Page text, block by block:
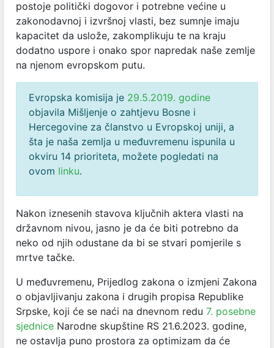
postoje politički dogovor i potrebne većine u
zakonodavnoj i izvršnoj vlasti, bez sumnje imaju
kapacitet da uslože, zakomplikuju te na kraju
dodatno uspore i onako spor napredak naše zemlje
na njenom evropskom putu.
Evropska komisija je 29.5.2019. godine
objavila Mišljenje o zahtjevu Bosne i
Hercegovine za članstvo u Evropskoj uniji, a
šta je naša zemlja u međuvremenu ispunila u
okviru 14 prioriteta, možete pogledati na
ovom linku.
Nakon iznesenih stavova ključnih aktera vlasti na
državnom nivou, jasno je da će biti potrebno da
neko od njih odustane da bi se stvari pomjerile s
mrtve tačke.
U međuvremenu, Prijedlog zakona o izmjeni Zakona
o objavljivanju zakona i drugih propisa Republike
Srpske, koji će se naći na dnevnom redu 7. posebne
sjednice Narodne skupštine RS 21.6.2023. godine,
ne ostavlja puno prostora za optimizam da će